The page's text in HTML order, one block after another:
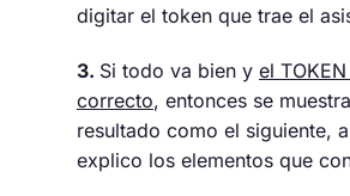
digitar el token que trae el
3. Si todo va bien y el
correcto, entonces se
resultado como el siguiente,
explico los elementos que